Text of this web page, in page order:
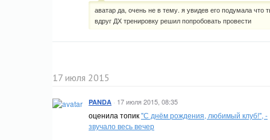
аватар да, очень не в тему. я увидев его подумала что
вдруг ДХ тренировку решил попробовать провести
17 июля 2015
PANDA · 17 июля 2015, 08:35
оценила топик"С днём рождения, любимый клуб!", -
звучало весь вечер